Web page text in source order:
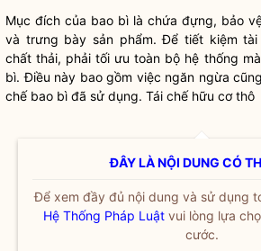
Mục đích của bao bì là chứa đựng, bảo
và trưng bày sản phẩm. Để tiết kiệm tài
chất thải, phải tối ưu toàn bộ hệ thống
bì. Điều này bao gồm việc ngăn ngừa
chế bao bì đã sử dụng. Tái chế hữu cơ thô
ĐÂY LÀ NỘI DUNG CÓ
Để xem đầy đủ nội dung và sử dụng
Hệ Thống Pháp Luật vui lòng lựa
cước.